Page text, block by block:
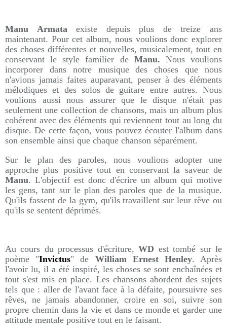
Manu Armata existe depuis plus de treize ans
maintenant. Pour cet album, nous voulions donc explorer
des choses différentes et nouvelles, musicalement, tout en
conservant le style familier deManu. Nous voulions
incorporer dans notre musique des choses que nous
n'avions jamais faites auparavant, penser à des éléments
mélodiques et des solos de guitare entre autres. Nous
voulions aussi nous assurer que le disque n'était pas
seulement une collection de chansons, mais un album plus
cohérent avec des éléments qui reviennent tout au long du
disque. De cette façon, vous pouvez écouter l'album dans
son ensemble ainsi que chaque chanson séparément.
Sur le plan des paroles, nous voulions adopter une
approche plus positive tout en conservant la saveur de
Manu. L'objectif est donc d'écrire un album qui motive
les gens, tant sur le plan des paroles que de la musique.
Qu'ils fassent de la gym, qu'ils travaillent sur leur rêve ou
qu'ils se sentent déprimés.
Au cours du processus d'écriture,WD est tombé sur le
poème "Invictus" de William Ernest Henley. Après
l'avoir lu, il a été inspiré, les choses se sont enchaînées et
tout s'est mis en place. Les chansons abordent des sujets
tels que : aller de l'avant face à la défaite, poursuivre ses
rêves, ne jamais abandonner, croire en soi, suivre son
propre chemin dans la vie et dans ce monde et garder une
attitude mentale positive tout en le faisant.